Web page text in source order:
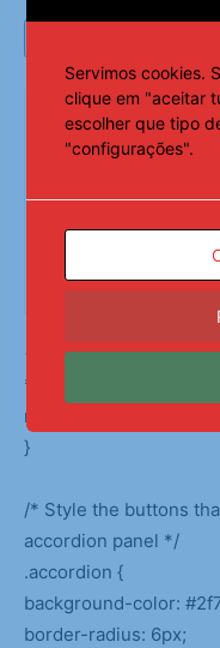
Criação, roteiro e
Identidade sonora
Edição web:
<!–*/
*:not(:nth-last-
margin-bottom: 4px;
}
/* Style the buttons
accordion panel */
.accordion {
background-color:
border-radius: 6px;
Servimos cookies.
clique em "aceitar
escolher que tipo
"configurações".